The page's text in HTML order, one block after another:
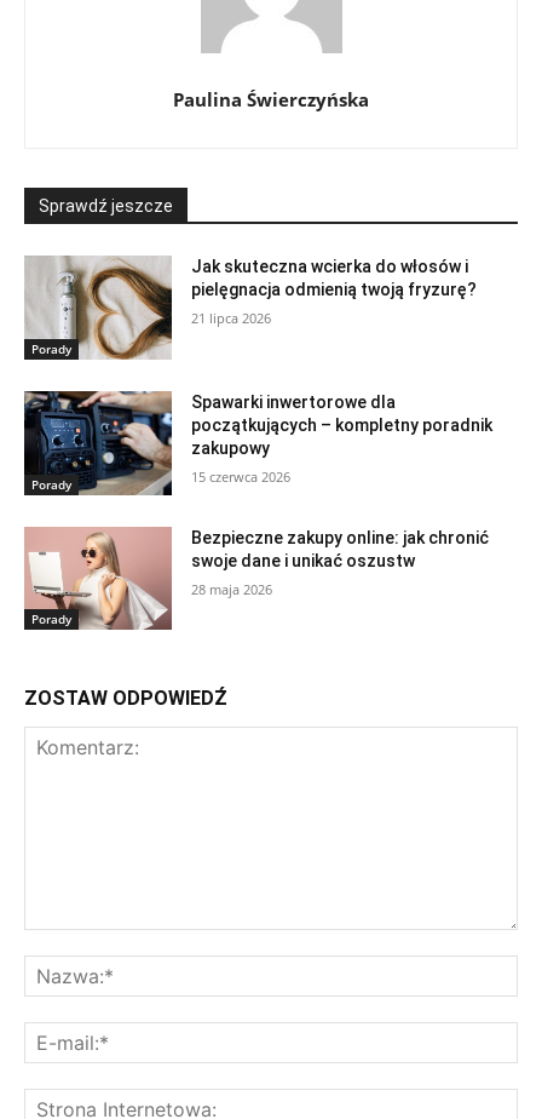
Paulina Świerczyńska
Sprawdź jeszcze
Porady
Jak skuteczna wcierka do włosów i
pielęgnacja odmienią twoją fryzurę?
21 lipca 2026
Porady
Spawarki inwertorowe dla
początkujących – kompletny poradnik
zakupowy
15 czerwca 2026
Porady
Bezpieczne zakupy online: jak chronić
swoje dane i unikać oszustw
28 maja 2026
ZOSTAW ODPOWIEDŹ